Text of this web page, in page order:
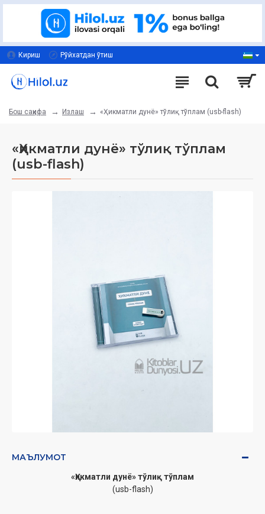
Кириш Рўйхатдан ўтиш
Бош саҳифа Излаш «Ҳикматли дунё» тўлиқ тўплам (usb-flash)
«Ҳикматли дунё» тўлиқ тўплам
(usb-flash)
МАЪЛУМОТ
«Ҳикматли дунё» тўлиқ тўплам
(usb-flash)